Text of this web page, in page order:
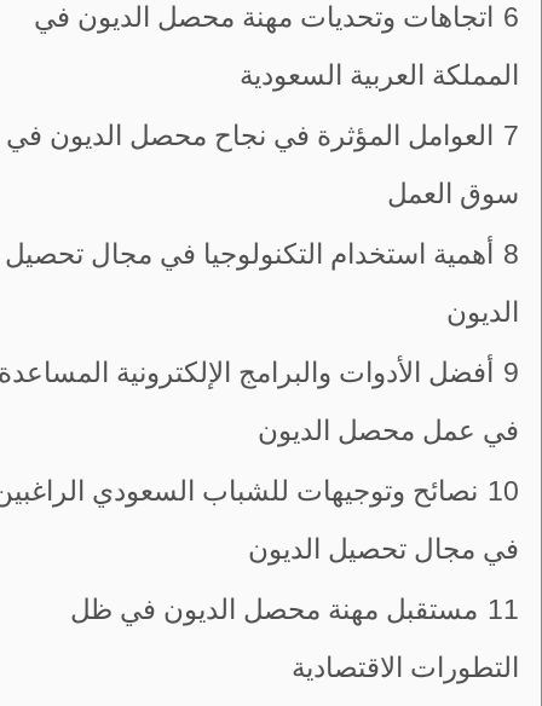
6 اتجاهات وتحديات مهنة محصل الديون في
المملكة العربية السعودية
7 العوامل المؤثرة في نجاح محصل الديون في
سوق العمل
8 أهمية استخدام التكنولوجيا في مجال تحصيل
الديون
9 أفضل الأدوات والبرامج الإلكترونية
في عمل محصل الديون
10 نصائح وتوجيهات للشباب السعودي
في مجال تحصيل الديون
11 مستقبل مهنة محصل الديون في ظل
التطورات الاقتصادية